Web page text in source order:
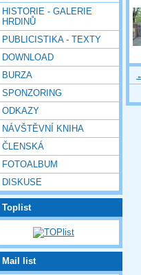
HISTORIE - GALERIE
HRDINŮ
PUBLICISTIKA - TEXTY
DOWNLOAD
BURZA
SPONZORING
ODKAZY
NÁVŠTĚVNÍ KNIHA
ČLENSKÁ
FOTOALBUM
DISKUSE
Toplist
Mail list